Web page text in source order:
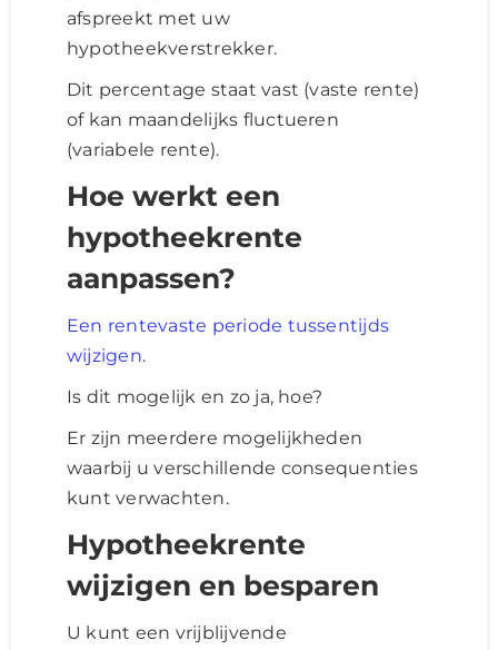
afspreekt met uw
hypotheekverstrekker.
Dit percentage staat vast (vaste rente)
of kan maandelijks fluctueren
(variabele rente).
Hoe werkt een
hypotheekrente
aanpassen?
Een rentevaste periode tussentijds
wijzigen.
Is dit mogelijk en zo ja, hoe?
Er zijn meerdere mogelijkheden
waarbij u verschillende consequenties
kunt verwachten.
Hypotheekrente
wijzigen en besparen
U kunt een vrijblijvende